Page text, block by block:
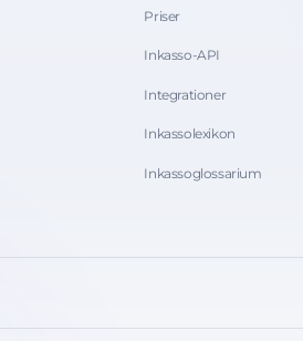
Priser
Inkasso-API
Integrationer
Inkassolexikon
Inkassoglossarium